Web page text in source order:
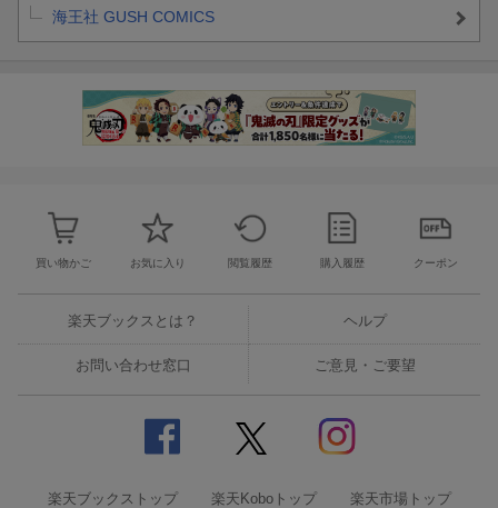
海王社 GUSH COMICS
買い物かご お気に入り 閲覧履歴 購入履歴 クーポン
楽天ブックスとは？ ヘルプ
お問い合わせ窓口 ご意見・ご要望
楽天ブックストップ 楽天Koboトップ 楽天市場トップ